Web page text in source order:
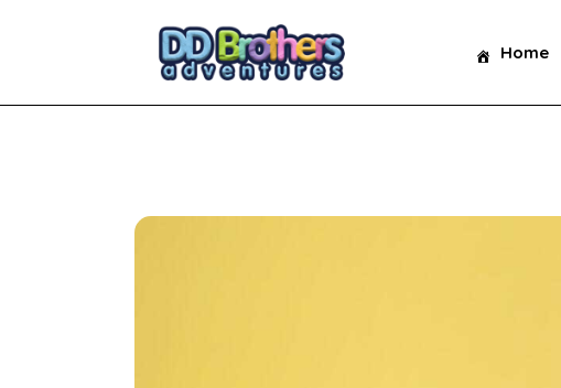
Home